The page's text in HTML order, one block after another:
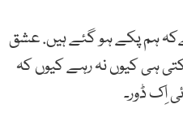
ہم پکے ہو گئے ہیں. عشق
ہی کیوں نہ رہے کیوں کہ
اِک ڈور۔